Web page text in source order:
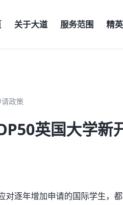
关于大道 服务范围 精
政策
英国大学新
逐年增加申请的国际学生，都